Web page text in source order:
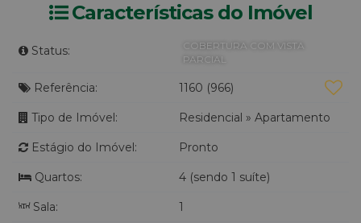
Características do Imóvel
Status:
COBERTURA COM VISTA
PARCIAL
Referência: 1160 (966)
Tipo de Imóvel: Residencial » Apartamento
Estágio do Imóvel: Pronto
Quartos: 4 (sendo 1 suíte)
Sala: 1